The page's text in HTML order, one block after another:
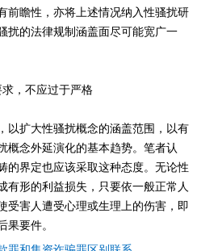
前瞻性，亦将上述情况纳入性骚扰研
扰的法律规制涵盖面尽可能宽广一
，不应过于严格
扩大性骚扰概念的涵盖范围，以有
概念外延演化的基本趋势。笔者认
的界定也应该采取这种态度。无论性
有形的利益损失，只要依一般正常人
受害人遭受心理或生理上的伤害，即
果要件。